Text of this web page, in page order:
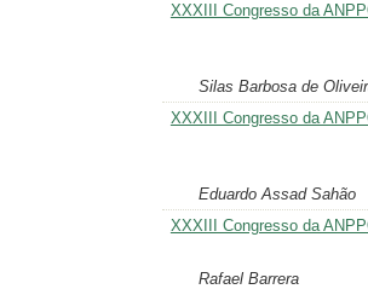
XXXIII Congresso da
Silas Barbosa de
XXXIII Congresso da
Eduardo Assad Sahão
XXXIII Congresso da
Rafael Barrera